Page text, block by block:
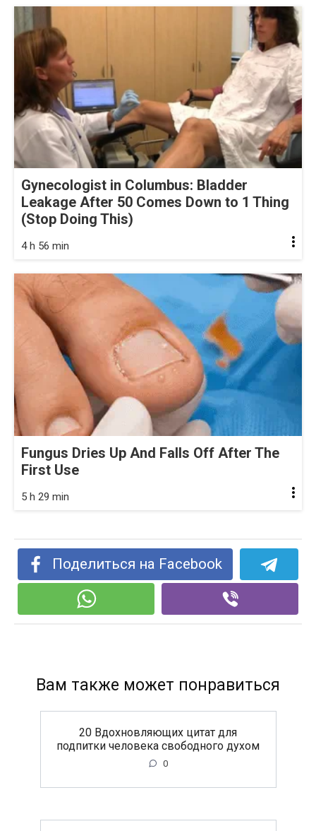
Gynecologist in Columbus: Bladder
Leakage After 50 Comes Down to 1 Thing
(Stop Doing This)
4 h 56 min
Fungus Dries Up And Falls Off After The
First Use
5 h 29 min
Поделиться на Facebook
Вам также может понравиться
20 Вдохновляющих цитат для
подпитки человека свободного духом
0